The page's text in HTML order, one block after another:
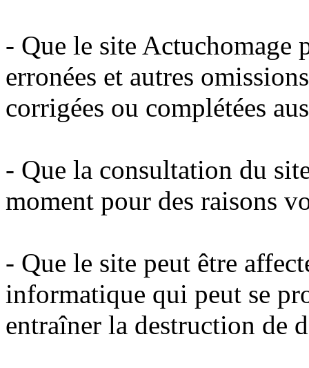
- Que le site Actuchomage
erronées et autres
corrigées ou complétées
- Que la consultation du
moment pour des raisons
- Que le site peut être
informatique qui peut se
entraîner la destruction de